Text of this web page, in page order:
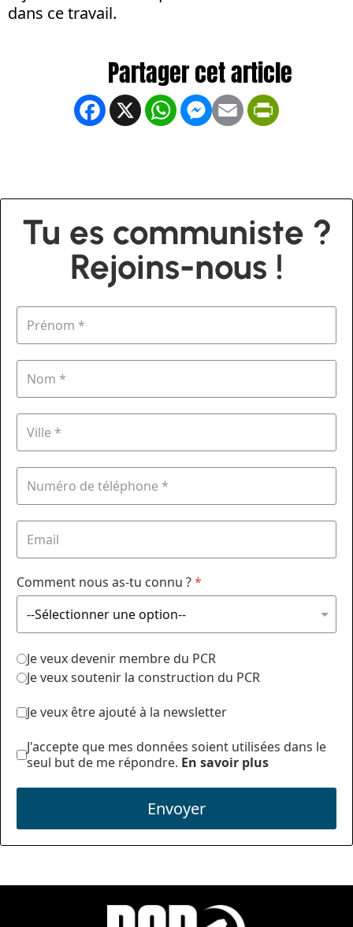
dans ce travail.
Facebook
X WhatsApp
Messenger
Email
Tu es communiste ?
Rejoins-nous !
Comment nous as-tu connu ?*
Je veux devenir membre du PCR
Je veux soutenir la construction du PCR
Je veux être ajouté à la newsletter
J'accepte que mes données soient utilisées dans le
seul but de me répondre. En savoir plus
Envoyer